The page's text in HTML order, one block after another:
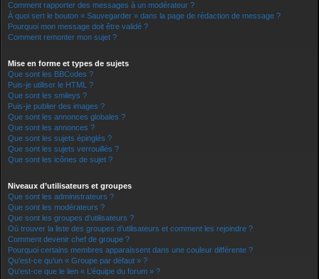
Comment rapporter des messages à un modérateur ?
À quoi sert le bouton « Sauvegarder » dans la page de rédaction de message ?
Pourquoi mon message doit être validé ?
Comment remonter mon sujet ?
Mise en forme et types de sujets
Que sont les BBCodes ?
Puis-je utiliser le HTML ?
Que sont les smileys ?
Puis-je publier des images ?
Que sont les annonces globales ?
Que sont les annonces ?
Que sont les sujets épinglés ?
Que sont les sujets verrouillés ?
Que sont les icônes de sujet ?
Niveaux d’utilisateurs et groupes
Que sont les administrateurs ?
Que sont les modérateurs ?
Que sont les groupes d’utilisateurs ?
Où trouver la liste des groupes d’utilisateurs et comment les rejoindre ?
Comment devenir chef de groupe ?
Pourquoi certains membres apparaissent dans une couleur différente ?
Qu’est-ce qu’un « Groupe par défaut » ?
Qu’est-ce que le lien « L’équipe du forum » ?